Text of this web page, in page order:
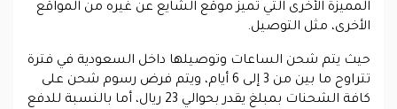
المميزة الأخرى التي تميز موقع الشايع عن غيره من المواقع
الأخرى، مثل التوصيل.
حيث يتم شحن الساعات وتوصيلها داخل السعودية في فترة
تتراوح ما بين من 3 إلى 6 أيام، ويتم فرض رسوم شحن على
كافة الشحنات بمبلغ يقدر بحوالي 23 ريال، أما بالنسبة للدفع